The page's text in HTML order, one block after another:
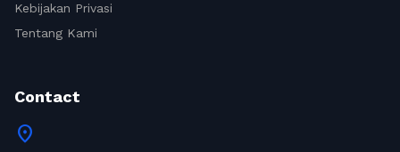
Kebijakan Privasi
Tentang Kami
Contact
location_on